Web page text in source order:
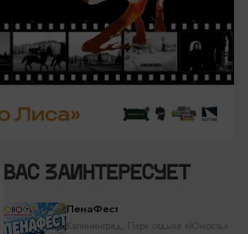
ВАС ЗАИНТЕРЕСУЕТ
ПенаФест
Калининград, Парк отдыха «Юность»